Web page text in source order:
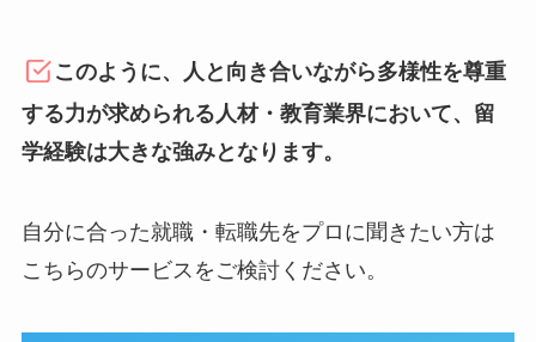
このように、人と向き合いながら多様性を尊重
する力が求められる人材・教育業界において、留
学経験は大きな強みとなります。
自分に合った就職・転職先をプロに聞きたい方は
こちらのサービスをご検討ください。